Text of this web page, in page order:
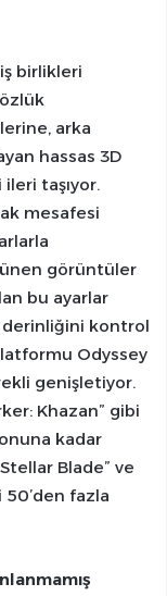
birlikleri
arka
hassas 3D
taşıyor.
mesafesi
görüntüler
bu ayarlar
derinliğini kontrol
Odyssey
genişletiyor.
Khazan” gibi
kadar
Blade” ve
50’den fazla